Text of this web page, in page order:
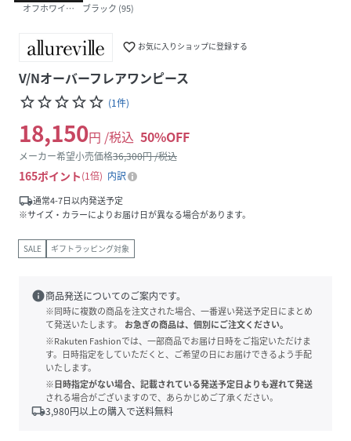
オフホワイト (02)ブラック (95)
favorite_border お気に入りショップに登録する
V/Nオーバーフレアワンピース
star_borderstar_borderstar_borderstar_borderstar_border (1件)
18,150円 /税込 50%OFF
メーカー希望小売価格36,300円 /税込
165ポイント 1倍
内訳
local_shipping通常4-7日以内発送予定
※サイズ・カラーによりお届け日が異なる場合があります。
SALE ギフトラッピング対象
info商品発送についてのご案内です。
※同時に複数の商品を注文された場合、一番遅い発送予定日にまとめ
て発送いたします。
お急ぎの商品は、個別にご注文ください。
※Rakuten Fashionでは、一部商品でお届け日時をご指定いただけま
す。日時指定をしていただくと、ご希望の日にお届けできるよう手配
いたします。
※日時指定がない場合、記載されている発送予定日よりも遅れて発送
される場合がございますので、あらかじめご了承ください。
local_shipping3,980円以上の購入で送料無料